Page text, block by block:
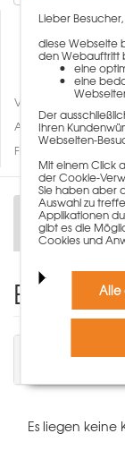
Vergleichen
Auf den Merkzettel
Fragen zum Artikel
Beschreibung
Einen
Sie
Es liegen keine
Lieber Besucher,
diese Webseite
den Webauftritt
eine
eine
Der
Ihren
Webseiten-
Mit einem Click
der Cookie-
Sie haben aber
Auswahl zu
Applikationen
gibt es die
Cookies und
Alle